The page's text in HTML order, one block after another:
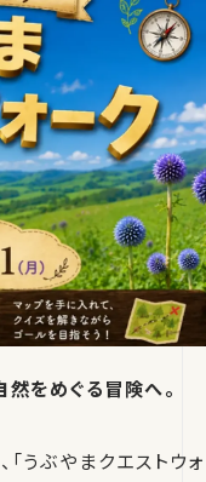
然をめぐる冒険へ。
うぶやまクエストウォ